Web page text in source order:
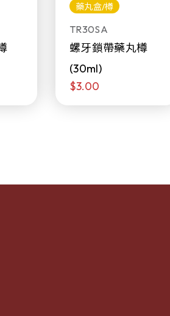
藥丸盒/樽
TR30SA
螺牙鎖帶藥丸樽
(30ml)
$3.00